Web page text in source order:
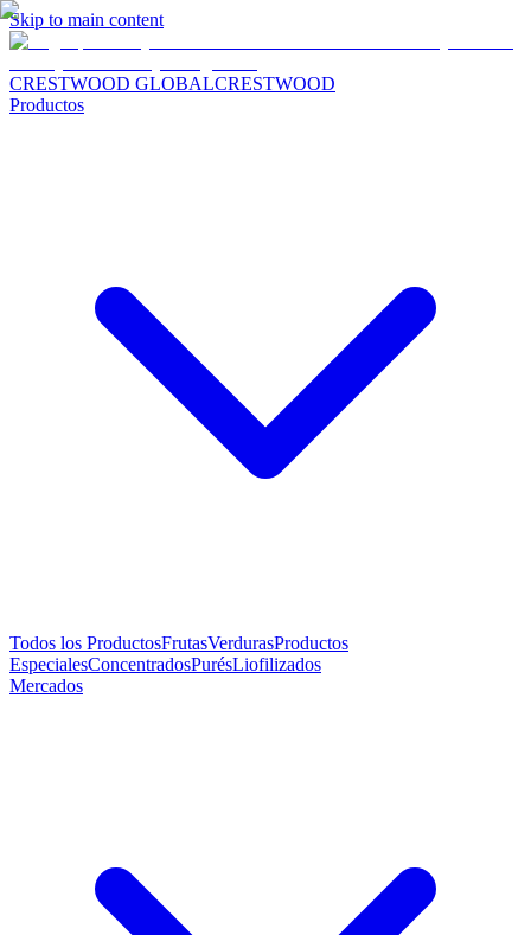
Skip to main content
CRESTWOOD GLOBALCRESTWOOD
Productos
Todos los ProductosFrutasVerdurasProductos
EspecialesConcentradosPurésLiofilizados
Mercados